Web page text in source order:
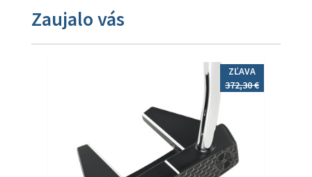
Zaujalo vás
ZĽAVA
372,30 €